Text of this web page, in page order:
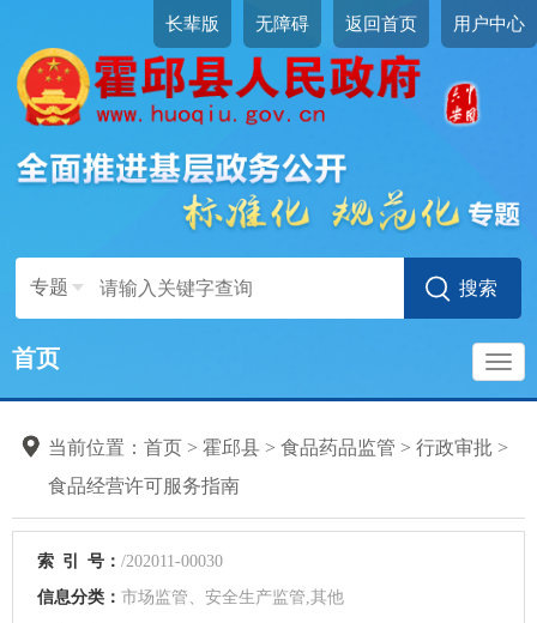
长辈版 无障碍 返回首页 用户中心
专题
首页
当前位置： 首页 > 霍邱县 > 食品药品监管 > 行政审批 >
食品经营许可服务指南
索 引 号： /202011-00030
信息分类： 市场监管、安全生产监管,其他